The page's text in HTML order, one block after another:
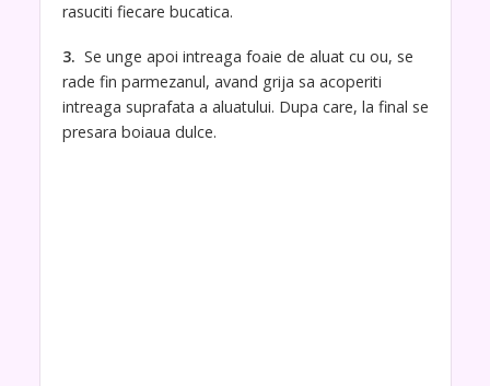
rasuciti fiecare bucatica.
3. Se unge apoi intreaga foaie de aluat cu ou, se
rade fin parmezanul, avand grija sa acoperiti
intreaga suprafata a aluatului. Dupa care, la final se
presara boiaua dulce.